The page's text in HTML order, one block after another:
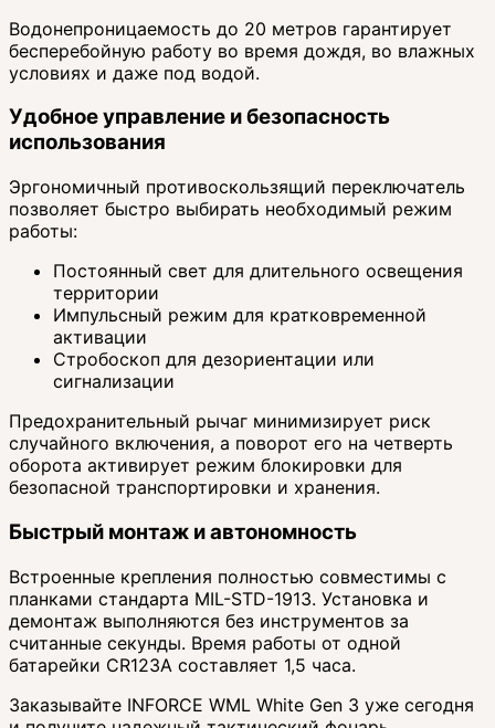
Водонепроницаемость до 20 метров гарантирует
бесперебойную работу во время дождя, во влажных
условиях и даже под водой.
Удобное управление и безопасность
использования
Эргономичный противоскользящий переключатель
позволяет быстро выбирать необходимый режим
работы:
Постоянный свет для длительного освещения
территории
Импульсный режим для кратковременной
активации
Стробоскоп для дезориентации или
сигнализации
Предохранительный рычаг минимизирует риск
случайного включения, а поворот его на четверть
оборота активирует режим блокировки для
безопасной транспортировки и хранения.
Быстрый монтаж и автономность
Встроенные крепления полностью совместимы с
планками стандарта MIL-STD-1913. Установка и
демонтаж выполняются без инструментов за
считанные секунды. Время работы от одной
батарейки CR123A составляет 1,5 часа.
Заказывайте INFORCE WML White Gen 3 уже сегодня